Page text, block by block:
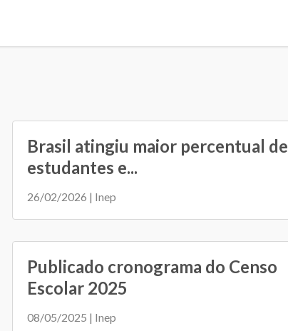
Brasil atingiu maior percentual de
estudantes e...
26/02/2026 | Inep
Publicado cronograma do Censo
Escolar 2025
08/05/2025 | Inep